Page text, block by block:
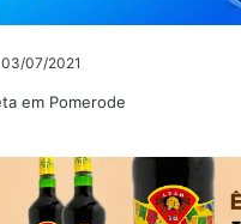
03/07/2021